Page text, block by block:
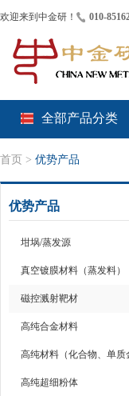
欢迎来到中金研！ 010-
全部产品分类
首页 > 优势产品
优势产品
坩埚/蒸发源
真空镀膜材料（蒸发料）
磁控溅射靶材
高纯合金材料
高纯材料（化合物、单质
高纯超细粉体